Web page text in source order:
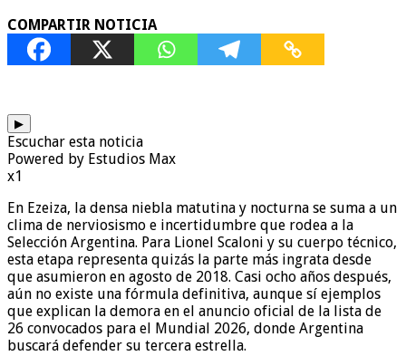
COMPARTIR NOTICIA
▶
Escuchar esta noticia
Powered by Estudios Max
x1
En Ezeiza, la densa niebla matutina y nocturna se suma a un
clima de nerviosismo e incertidumbre que rodea a la
Selección Argentina. Para Lionel Scaloni y su cuerpo técnico,
esta etapa representa quizás la parte más ingrata desde
que asumieron en agosto de 2018. Casi ocho años después,
aún no existe una fórmula definitiva, aunque sí ejemplos
que explican la demora en el anuncio oficial de la lista de
26 convocados para el Mundial 2026, donde Argentina
buscará defender su tercera estrella.